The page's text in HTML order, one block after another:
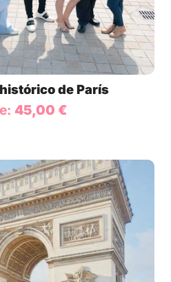
de París
45,00 €